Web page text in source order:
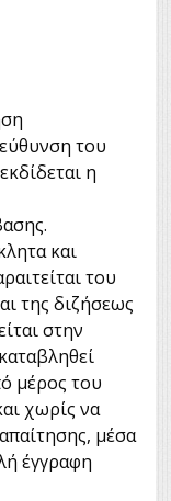
του
η
και
του
της διζήσεως
στην
μέρος του
χωρίς να
μέσα
έγγραφη